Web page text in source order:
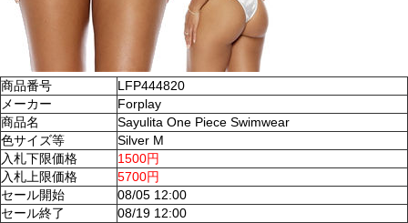
商品番号
LFP444820
メーカー
Forplay
商品名
Sayulita One Piece Swimwear
色サイズ等
Silver M
入札下限価格
1500円
入札上限価格
5700円
セール開始
08/05 12:00
セール終了
08/19 12:00